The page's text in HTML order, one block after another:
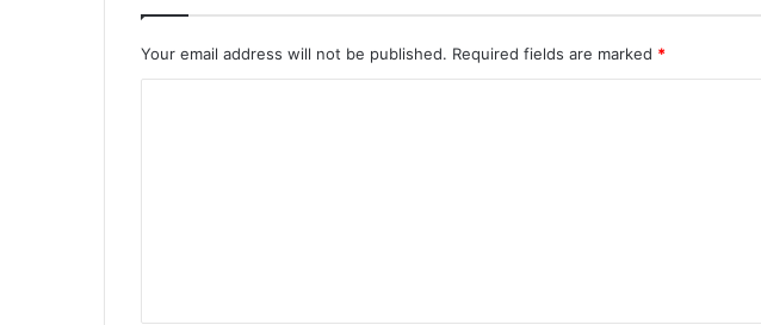
Your email address will not be published. Required fields are marked *